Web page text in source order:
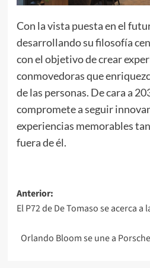
Con la vista puesta en el
desarrollando su filosofía
con el objetivo de crear
conmovedoras que
de las personas. De cara a
compromete a seguir
experiencias memorables
fuera de él.
Navegación
de
entradas
Anterior:
El P72 de De Tomaso se acerca
Orlando Bloom se une a